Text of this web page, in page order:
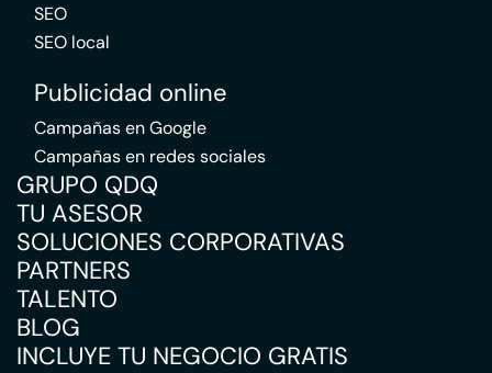
SEO
SEO local
Publicidad online
Campañas en Google
Campañas en redes sociales
GRUPO QDQ
TU ASESOR
SOLUCIONES CORPORATIVAS
PARTNERS
TALENTO
BLOG
INCLUYE TU NEGOCIO GRATIS